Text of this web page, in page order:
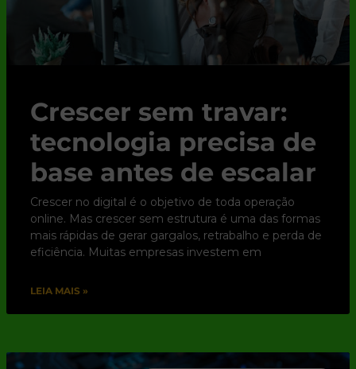
Crescer sem travar:
tecnologia precisa de
base antes de escalar
Crescer no digital é o objetivo de toda operação
online. Mas crescer sem estrutura é uma das formas
mais rápidas de gerar gargalos, retrabalho e perda de
eficiência. Muitas empresas investem em
LEIA MAIS »